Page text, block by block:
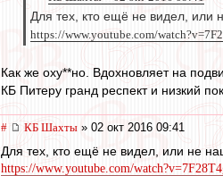
Для тех, кто ещё не видел, или
https://www.youtube.com/
Как же оху**но. Вдохновляет на
КБ Питеру гранд респект и низкий
# КБ Шахты » 02 окт 2016 09:41
Для тех, кто ещё не видел, или не
https://www.youtube.com/